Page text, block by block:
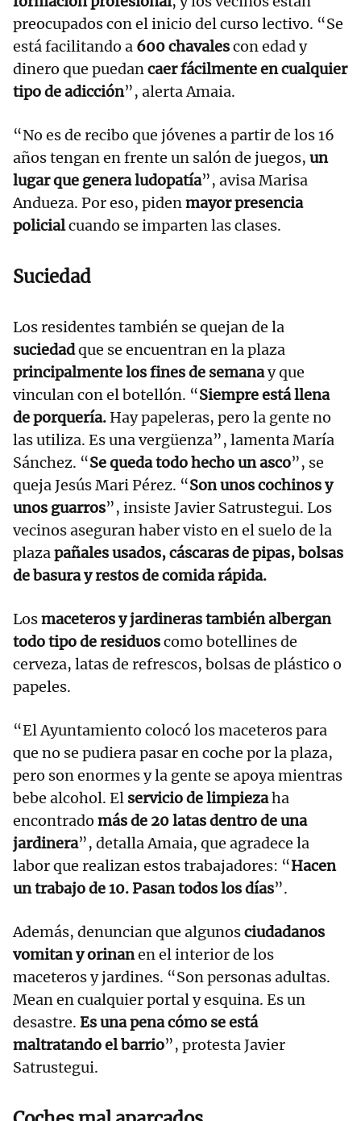
preocupados con el inicio del curso lectivo. “Se
está facilitando a 600 chavalescon edad y
dinero que puedancaer fácilmente en cualquier
tipo de adicción”, alerta Amaia.
“No es de recibo que jóvenes a partir de los 16
años tengan en frente un salón de juegos, un
lugar que genera ludopatía”, avisa Marisa
Andueza. Por eso, pidenmayor presencia
policialcuando se imparten las clases.
Suciedad
Los residentes también se quejan de la
suciedadque se encuentran en la plaza
principalmente los fines de semanay que
vinculan con el botellón. “Siempre está llena
de porquería. Hay papeleras, pero la gente no
las utiliza. Es una vergüenza”, lamenta María
Sánchez. “Se queda todo hecho un asco”, se
queja Jesús Mari Pérez. “Son unos cochinos y
unos guarros”, insiste Javier Satrustegui. Los
vecinos aseguran haber visto en el suelo de la
plazapañales usados, cáscaras de pipas, bolsas
de basura y restos de comida rápida.
Losmaceteros y jardineras también albergan
todo tipo de residuoscomo botellines de
cerveza, latas de refrescos, bolsas de plástico o
papeles.
“El Ayuntamiento colocó los maceteros para
que no se pudiera pasar en coche por la plaza,
pero son enormes y la gente se apoya mientras
bebe alcohol. El servicio de limpiezaha
encontrado más de 20 latas dentro de una
jardinera”, detalla Amaia, que agradece la
labor que realizan estos trabajadores: “Hacen
un trabajo de 10. Pasan todos los días”.
Además, denuncian que algunosciudadanos
vomitan y orinanen el interior de los
maceteros y jardines. “Son personas adultas.
Mean en cualquier portal y esquina. Es un
desastre. Es una pena cómo se está
maltratando el barrio”, protesta Javier
Satrustegui.